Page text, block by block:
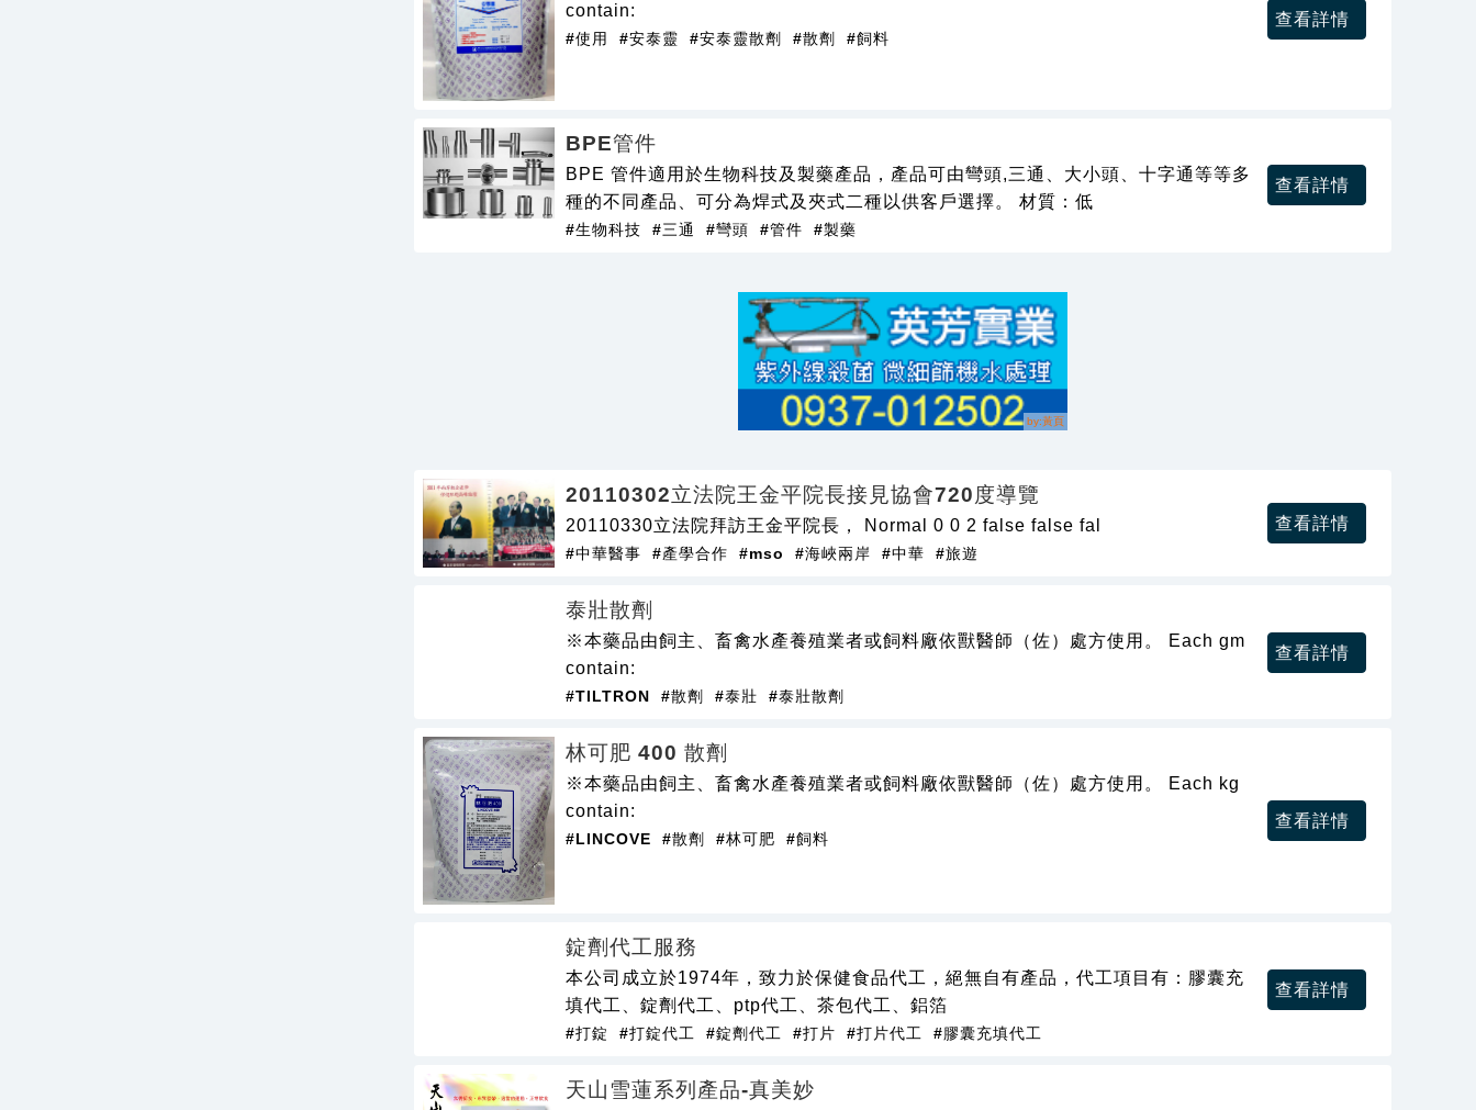
contain:
#使用 #安泰靈 #安泰靈散劑 #散劑 #飼料
查看詳情
BPE管件
BPE 管件適用於生物科技及製藥產品，產品可由彎頭,三通、大小頭、十字通等等多
種的不同產品、可分為焊式及夾式二種以供客戶選擇。 材質：低
#生物科技 #三通 #彎頭 #管件 #製藥
查看詳情
20110302立法院王金平院長接見協會720度導覽
20110330立法院拜訪王金平院長， Normal 0 0 2 false false fal
#中華醫事 #產學合作 #mso #海峽兩岸 #中華 #旅遊
查看詳情
泰壯散劑
※本藥品由飼主、畜禽水產養殖業者或飼料廠依獸醫師（佐）處方使用。 Each gm
contain:
#TILTRON #散劑 #泰壯 #泰壯散劑
查看詳情
林可肥 400 散劑
※本藥品由飼主、畜禽水產養殖業者或飼料廠依獸醫師（佐）處方使用。 Each kg
contain:
#LINCOVE #散劑 #林可肥 #飼料
查看詳情
錠劑代工服務
本公司成立於1974年，致力於保健食品代工，絕無自有產品，代工項目有：膠囊充
填代工、錠劑代工、ptp代工、茶包代工、鋁箔
#打錠 #打錠代工 #錠劑代工 #打片 #打片代工 #膠囊充填代工
查看詳情
天山雪蓮系列產品-真美妙